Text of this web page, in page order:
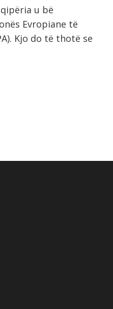
u bë
Evropiane të
Kjo do të thotë se